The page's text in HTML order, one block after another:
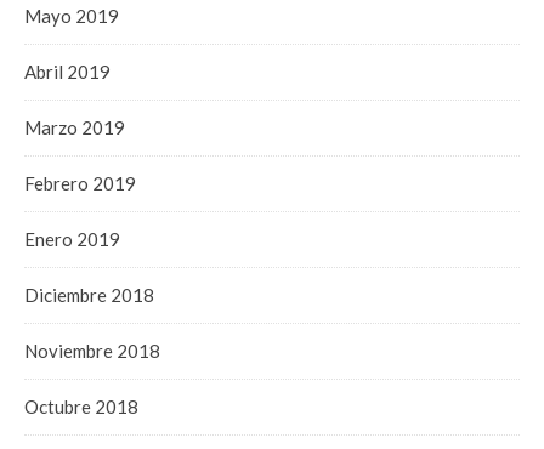
Mayo 2019
Abril 2019
Marzo 2019
Febrero 2019
Enero 2019
Diciembre 2018
Noviembre 2018
Octubre 2018